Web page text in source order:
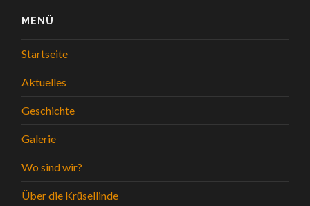
MENÜ
Startseite
Aktuelles
Geschichte
Galerie
Wo sind wir?
Über die Krüsellinde